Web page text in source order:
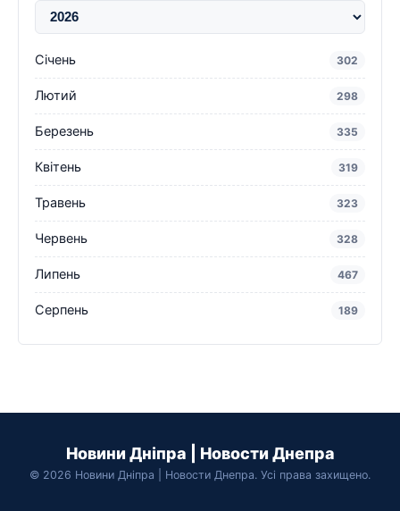
Січень 302
Лютий 298
Березень 335
Квітень 319
Травень 323
Червень 328
Липень 467
Серпень 189
Новини Дніпра | Новости Днепра
© 2026 Новини Дніпра | Новости Днепра. Усі права захищено.